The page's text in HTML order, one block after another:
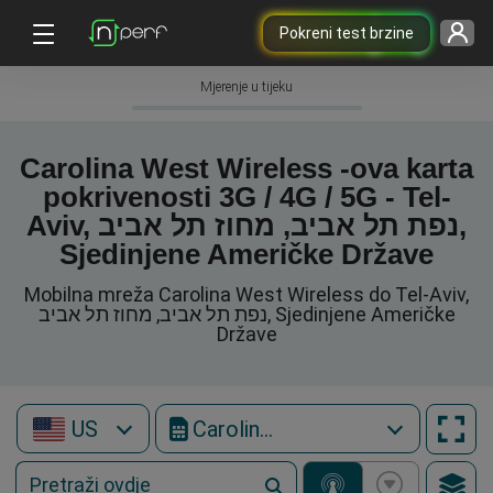
Pokreni test brzine
Mjerenje u tijeku
Carolina West Wireless -ova karta
pokrivenosti 3G / 4G / 5G - Tel-
Aviv, נפת תל אביב, מחוז תל אביב,
Sjedinjene Američke Države
Mobilna mreža Carolina West Wireless do Tel-Aviv,
נפת תל אביב, מחוז תל אביב, Sjedinjene Američke
Države
US Carolina West Wireless